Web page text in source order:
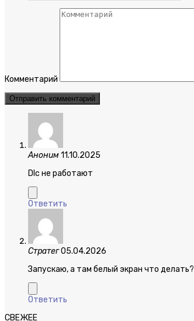
Комментарий
Аноним11.10.2025
Dlc не работают
Ответить
Стратег05.04.2026
Запускаю, а там белый экран что делать?
Ответить
СВЕЖЕЕ